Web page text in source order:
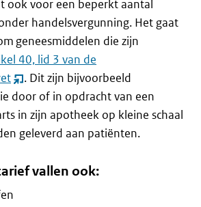
ook voor een beperkt aantal
handelsvergunning. Het gaat
geneesmiddelen die zijn
40, lid 3 van de
(opent
nieuw
venster)
. Dit zijn bijvoorbeeld
door of in opdracht van een
in zijn apotheek op kleine schaal
geleverd aan patiënten.
vallen ook: